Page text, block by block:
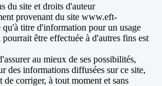
du site et droits d'auteur
provenant du site www.eft-
qu'à titre d'information pour un usage
être effectuée à d'autres fins est
au mieux de ses possibilités,
des informations diffusées sur ce site,
de corriger, à tout moment et sans